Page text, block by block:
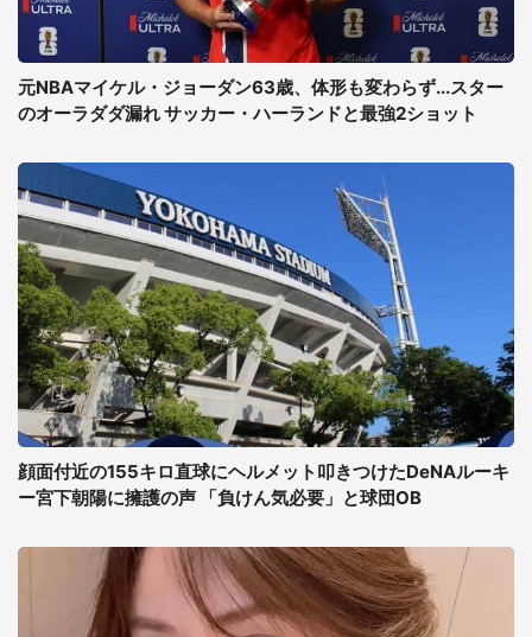
元NBAマイケル・ジョーダン63歳、体形も変わらず...スター
のオーラダダ漏れ サッカー・ハーランドと最強2ショット
顔面付近の155キロ直球にヘルメット叩きつけたDeNAルーキ
ー宮下朝陽に擁護の声 「負けん気必要」と球団OB